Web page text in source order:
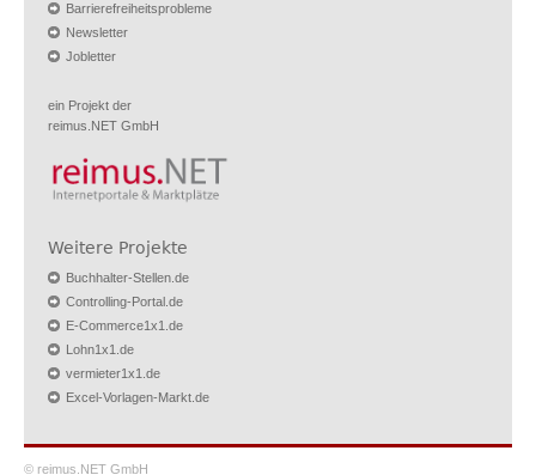
Barrierefreiheitsprobleme
Newsletter
Jobletter
ein Projekt der
reimus.NET GmbH
Weitere Projekte
Buchhalter-Stellen.de
Controlling-Portal.de
E-Commerce1x1.de
Lohn1x1.de
vermieter1x1.de
Excel-Vorlagen-Markt.de
© reimus.NET GmbH